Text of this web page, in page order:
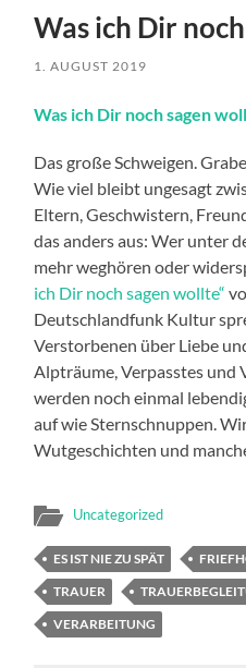
Was ich Dir
1. AUGUST 2019
Was ich Dir noch sagen
Das große Schweigen.
Wie viel bleibt ungesagt
Eltern, Geschwistern,
das anders aus: Wer unter
mehr weghören oder
ich Dir noch sagen wollte“
Deutschlandfunk Kultur
Verstorbenen über Liebe
Alpträume, Verpasstes und
werden noch einmal
auf wie Sternschnuppen.
Wutgeschichten und
Uncategorized
ES IST NIE ZU SPÄT
TRAUER
VERARBEITUNG